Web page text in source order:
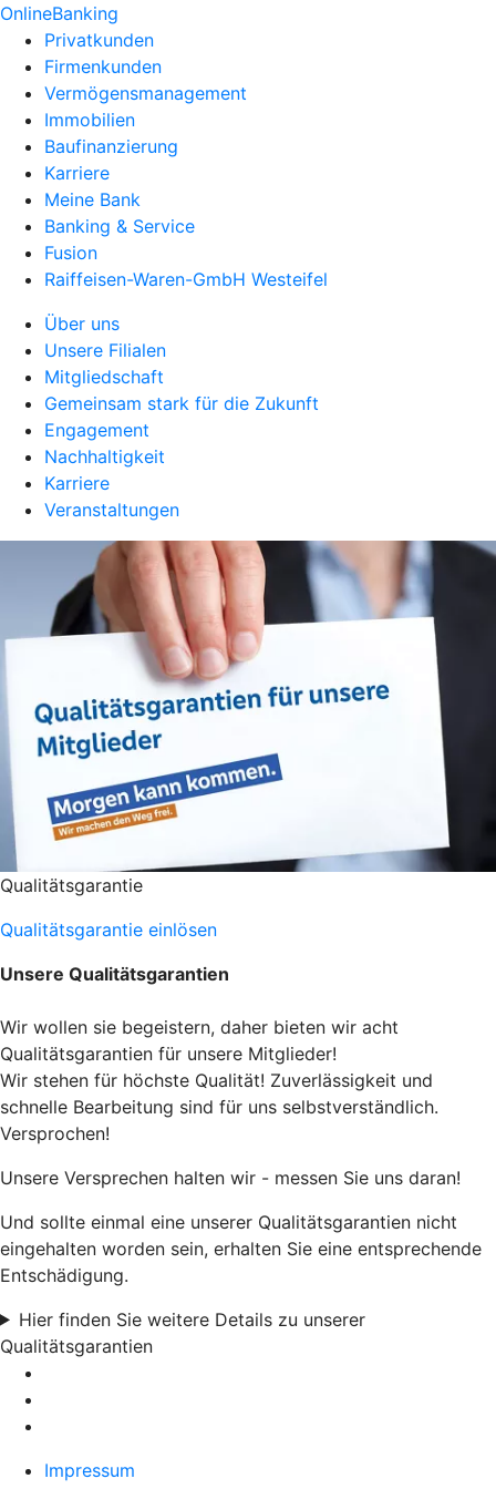
OnlineBanking
Privatkunden
Firmenkunden
Vermögensmanagement
Immobilien
Baufinanzierung
Karriere
Meine Bank
Banking & Service
Fusion
Raiffeisen-Waren-GmbH Westeifel
Über uns
Unsere Filialen
Mitgliedschaft
Gemeinsam stark für die Zukunft
Engagement
Nachhaltigkeit
Karriere
Veranstaltungen
Qualitätsgarantie
Qualitätsgarantie einlösen
Unsere Qualitätsgarantien
Wir wollen sie begeistern, daher bieten wir acht
Qualitätsgarantien für unsere Mitglieder!
Wir stehen für höchste Qualität! Zuverlässigkeit und
schnelle Bearbeitung sind für uns selbstverständlich.
Versprochen!
Unsere Versprechen halten wir - messen Sie uns daran!
Und sollte einmal eine unserer Qualitätsgarantien nicht
eingehalten worden sein, erhalten Sie eine entsprechende
Entschädigung.
Hier finden Sie weitere Details zu unserer
Qualitätsgarantien
Impressum